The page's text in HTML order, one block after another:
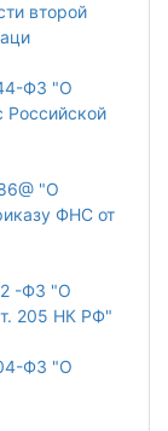
второй
ФЗ "О
Российской
"О
ФНС от
-ФЗ "О
205 НК РФ"
ФЗ "О